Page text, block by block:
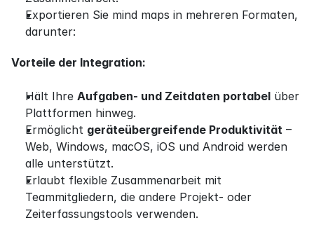
Exportieren Sie mind maps in mehreren Formaten,
darunter:
Vorteile der Integration:
Hält Ihre Aufgaben- und Zeitdaten portabel über
Plattformen hinweg.
Ermöglicht geräteübergreifende Produktivität –
Web, Windows, macOS, iOS und Android werden
alle unterstützt.
Erlaubt flexible Zusammenarbeit mit
Teammitgliedern, die andere Projekt- oder
Zeiterfassungstools verwenden.